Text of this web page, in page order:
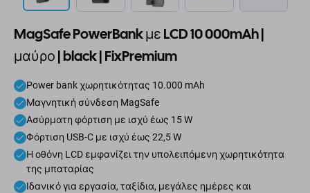
MagSafe PowerBank με LCD 10 000mAh |
μαύρο | black | FixPremium
Power bank χωρητικότητας 10.000 mAh
Μαγνητική σύνδεση MagSafe
Ασύρματη φόρτιση με ισχύ έως 15 W
Φόρτιση USB-C με ισχύ έως 22,5 W
Η οθόνη LCD εμφανίζει την υπολειπόμενη χωρητικότητα
της μπαταρίας
Ιδανικό για εργασία, ταξίδια, μεγάλες ημέρες και